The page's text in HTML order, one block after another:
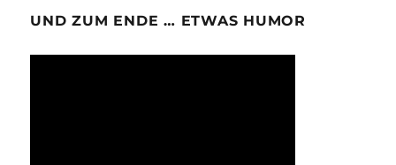
UND ZUM ENDE … ETWAS HUMOR